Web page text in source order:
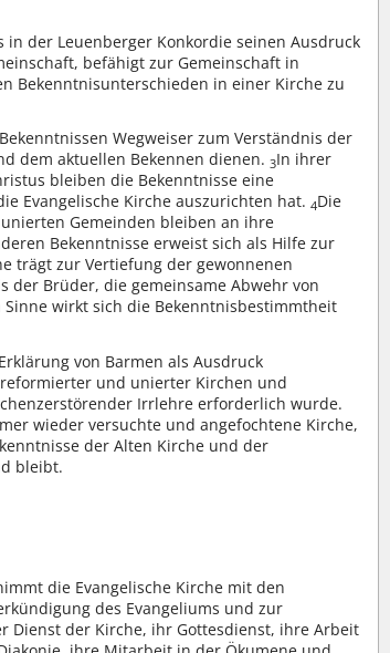
in der Leuenberger Konkordie seinen Ausdruck
befähigt zur Gemeinschaft in
Bekenntnisunterschieden in einer Kirche zu
Wegweiser zum Verständnis der
dem aktuellen Bekennen dienen.3In ihrer
bleiben die Bekenntnisse eine
Evangelische Kirche auszurichten hat.4Die
Gemeinden bleiben an ihre
Bekenntnisse erweist sich als Hilfe zur
trägt zur Vertiefung der gewonnenen
der Brüder, die gemeinsame Abwehr von
Sinne wirkt sich die Bekenntnisbestimmtheit
von Barmen als Ausdruck
und unierter Kirchen und
Irrlehre erforderlich wurde.
wieder versuchte und angefochtene Kirche,
der Alten Kirche und der
bleibt.
die Evangelische Kirche mit den
des Evangeliums und zur
Dienst der Kirche, ihr Gottesdienst, ihre Arbeit